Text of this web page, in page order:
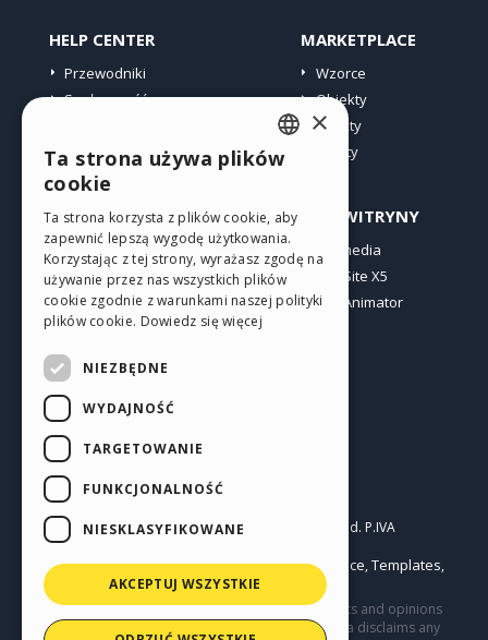
HELP CENTER
Przewodniki
Społeczność
MARKETPLACE
Wzorce
Obiekty
Punkty
Oferty
PROFIL
Moje wpisy
Moje licencje
Pobieranie
Web hosting
INNE WITRYNY
Incomedia
WebSite X5
WebAnimator
Polski
Copyright © 2026Incomedia s.r.l. All rights reserved. P.IVA
IT07514640015
Terms of use WebSite X5:Help Center / Marketplace, Templates,
Objects Privacy Policy
This site contains user submitted content, comments and opinions
and it is for informational purposes only. Incomedia disclaims any
ENGLISH
GERMAN
SPANISH
PORTUGUESE
×
Ta strona używa plików
cookie
Ta strona korzysta z plików cookie, aby
zapewnić lepszą wygodę użytkowania.
Korzystając z tej strony, wyrażasz zgodę na
używanie przez nas wszystkich plików
cookie zgodnie z warunkami naszej polityki
plików cookie. Dowiedz się więcej
NIEZBĘDNE
WYDAJNOŚĆ
TARGETOWANIE
FUNKCJONALNOŚĆ
NIESKLASYFIKOWANE
AKCEPTUJ WSZYSTKIE